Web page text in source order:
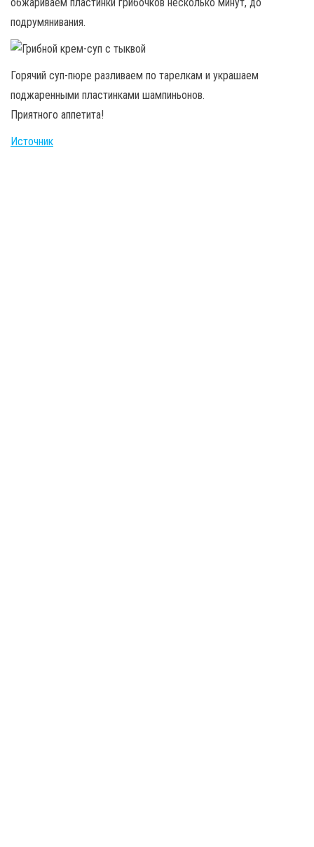
подрумянивания.
Горячий суп-пюре разливаем по тарелкам и украшаем
поджаренными пластинками шампиньонов.
Приятного аппетита!
Источник